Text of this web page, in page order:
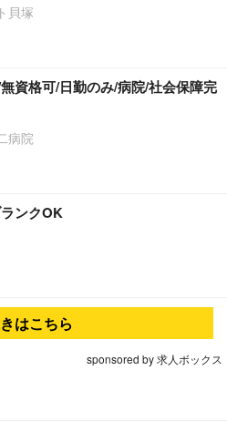
貝塚
資格可/日勤のみ/病院/社会保障完
病院
ンクOK
はこちら
sponsored by 求人ボックス